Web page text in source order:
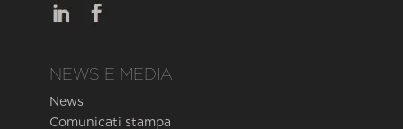
NEWS E MEDIA
News
Comunicati stampa